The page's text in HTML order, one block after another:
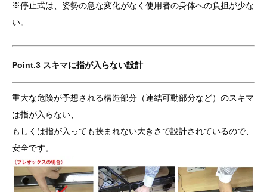
※停止式は、姿勢の急な変化がなく使用者の身体への負担が少な
い。
Point.3 スキマに指が入らない設計
重大な危険が予想される構造部分（連結可動部分など）のスキマ
は指が入らない、
もしくは指が入っても挟まれない大きさで設計されているので、
安全です。